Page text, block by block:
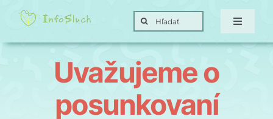
content
Toggle
Search
for:
Uvažujeme o
posunkovaní